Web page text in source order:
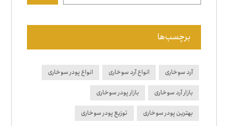
برچسب‌ها
آرد سوخاری انواع آرد سوخاری انواع پودر سوخاری
بازار آرد سوخاری بازار پودر سوخاری
بهترین پودر سوخاری توزیع پودر سوخاری